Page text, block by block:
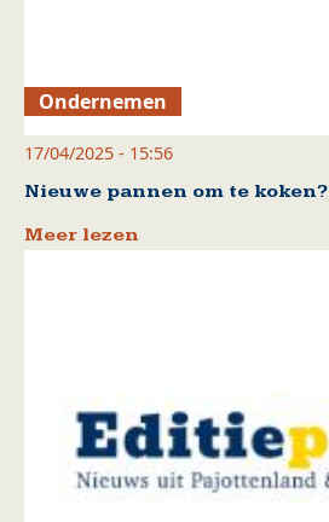
Ondernemen
17/04/2025 - 15:56
Nieuwe pannen om te koken?
Meer lezen